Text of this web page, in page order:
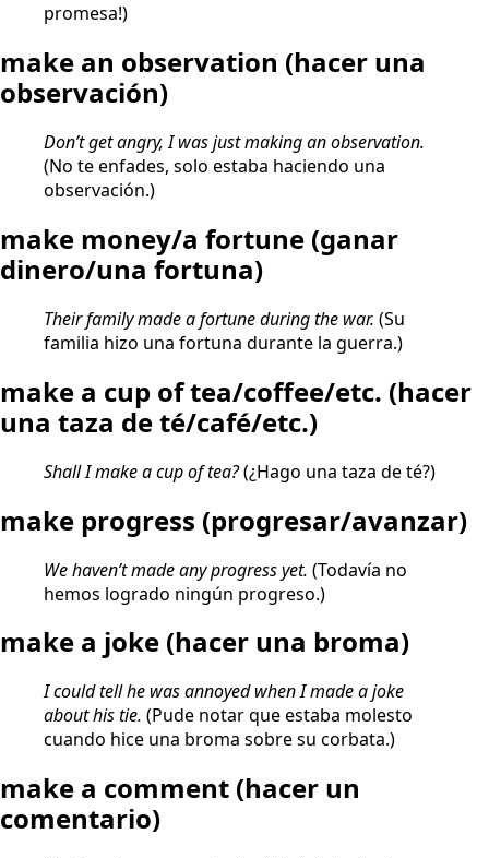
promesa!)
make an observation (hacer una
observación)
Don’t get angry, I was just making an observation.
(No te enfades, solo estaba haciendo una
observación.)
make money/a fortune (ganar
dinero/una fortuna)
Their family made a fortune during the war. (Su
familia hizo una fortuna durante la guerra.)
make a cup of tea/coffee/etc. (hacer
una taza de té/café/etc.)
Shall I make a cup of tea?(¿Hago una taza de té?)
make progress (progresar/avanzar)
We haven’t made any progress yet. (Todavía no
hemos logrado ningún progreso.)
make a joke (hacer una broma)
I could tell he was annoyed when I made a joke
about his tie. (Pude notar que estaba molesto
cuando hice una broma sobre su corbata.)
make a comment (hacer un
comentario)